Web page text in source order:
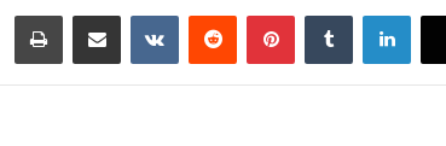
لينكدإن بينتيريست